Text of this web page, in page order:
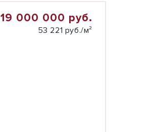
19 000 000 руб.
53 221 руб./м²